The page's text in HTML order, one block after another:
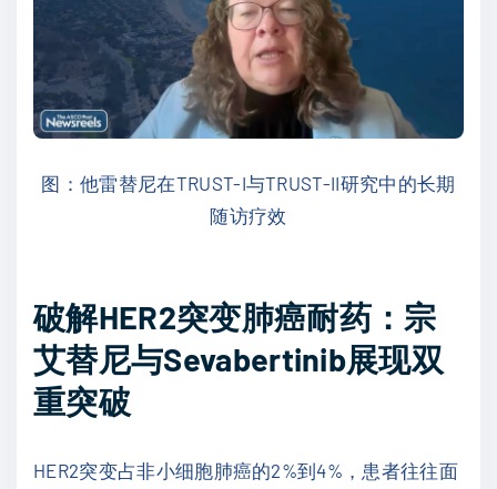
图：他雷替尼在TRUST-I与TRUST-II研究中的长期
随访疗效
破解HER2突变肺癌耐药：宗
艾替尼与Sevabertinib展现双
重突破
HER2突变占非小细胞肺癌的2%到4%，患者往往面